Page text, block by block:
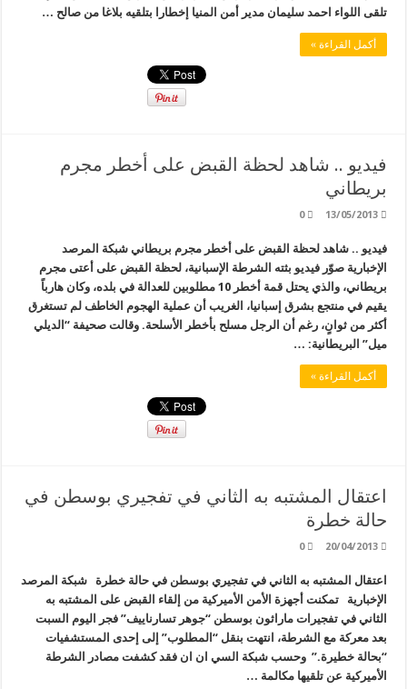
تلقى اللواء احمد سليمان مدير أمن المنيا إخطارا بتلقيه بلاغا من صالح …
أكمل القراءة »
فيديو .. شاهد لحظة القبض على أخطر مجرم
بريطاني
13/05/2013
0
فيديو .. شاهد لحظة القبض على أخطر مجرم بريطاني شبكة المرصد
الإخبارية صوّر فيديو بثته الشرطة الإسبانية، لحظة القبض على أعتى مجرم
بريطاني، والذي يحتل قمة أخطر 10 مطلوبين للعدالة في بلده، وكان هارباً
يقيم في منتجع بشرق إسبانيا، الغريب أن عملية الهجوم الخاطف لم تستغرق
أكثر من ثوانٍ، رغم أن الرجل مسلح بأخطر الأسلحة. وقالت صحيفة “الديلي
ميل” البريطانية: …
أكمل القراءة »
اعتقال المشتبه به الثاني في تفجيري بوسطن في
حالة خطرة
20/04/2013
0
اعتقال المشتبه به الثاني في تفجيري بوسطن في حالة خطرة شبكة المرصد
الإخبارية تمكنت أجهزة الأمن الأميركية من إلقاء القبض على المشتبه به
الثاني في تفجيرات ماراثون بوسطن “جوهر تسارناييف” فجر اليوم السبت
بعد معركة مع الشرطة، انتهت بنقل “المطلوب” إلى إحدى المستشفيات
“بحالة خطيرة.” وحسب شبكة السي ان ان فقد كشفت مصادر الشرطة
الأميركية عن تلقيها مكالمة …